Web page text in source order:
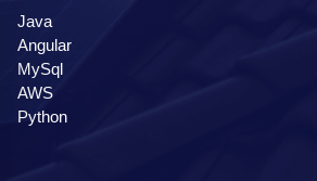
Java
Angular
MySql
AWS
Python